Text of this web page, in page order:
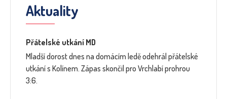
Aktuality
Přátelské utkání MD
Mladší dorost dnes na domácím ledě odehrál přátelské
utkání s Kolínem. Zápas skončil pro Vrchlabí prohrou
3:6.